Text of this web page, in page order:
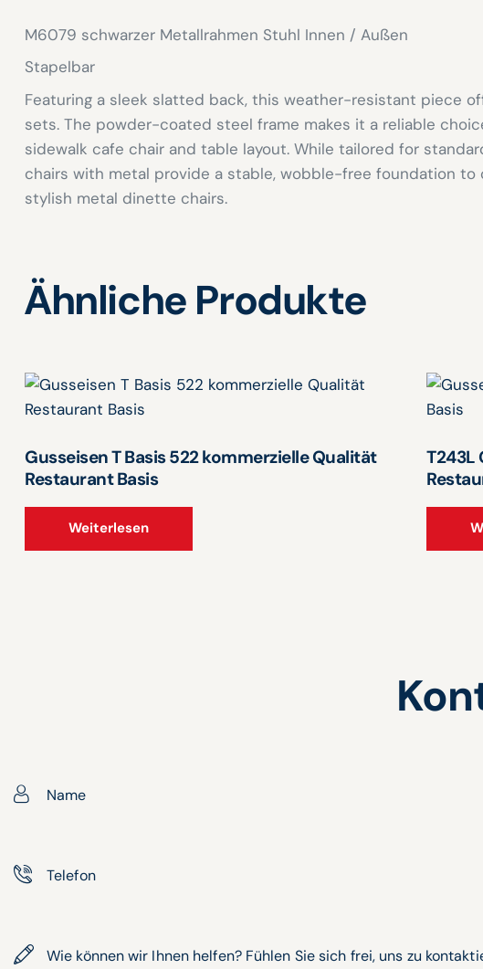
M6079 schwarzer Metallrahmen Stuhl Innen / Außen
Stapelbar
Featuring a sleek slatted back, this weather-resistant piece
sets. The powder-coated steel frame makes it a reliable
sidewalk cafe chair and table layout. While tailored for
chairs with metal provide a stable, wobble-free foundation
stylish metal dinette chairs.
Ähnliche Produkte
Gusseisen T Basis 522 kommerzielle Qualität
Restaurant Basis
Weiterlesen
T243L